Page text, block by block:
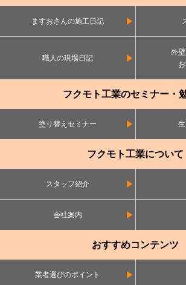
ますおさんの施工日記
職人の現場日記
外
フクモト工業のセミナー・
塗り替えセミナー
フクモト工業について
スタッフ紹介
会社案内
おすすめコンテンツ
業者選びのポイント